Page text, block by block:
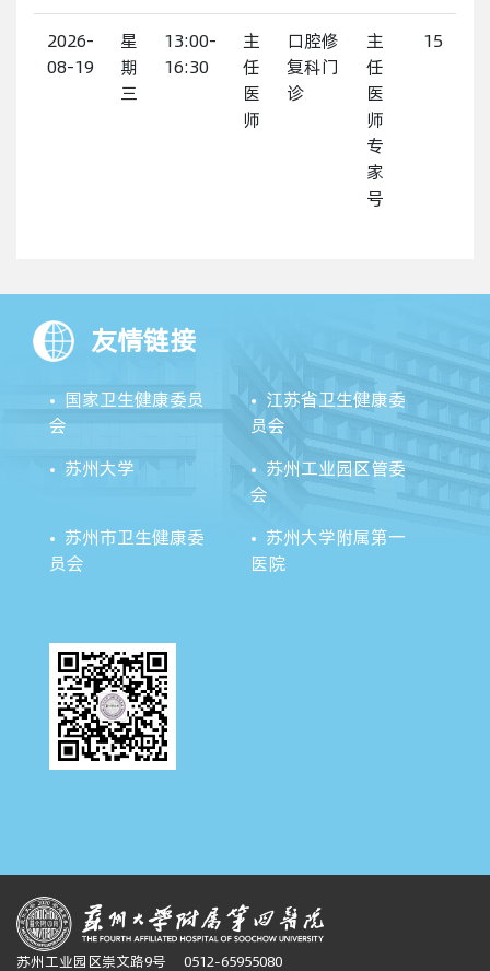
2026-
08-19
星
期
三
13:00-
16:30
主
任
医
师
口腔修
复科门
诊
主
任
医
师
专
家
号
15
友情链接
国家卫生健康委员
会
江苏省卫生健康委
员会
苏州大学
苏州工业园区管委
会
苏州市卫生健康委
员会
苏州大学附属第一
医院
苏州工业园区崇文路9号 0512-65955080